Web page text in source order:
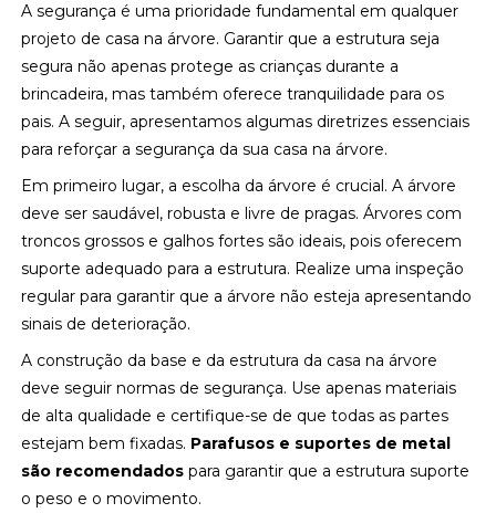
A segurança é uma prioridade fundamental em qualquer
projeto de casa na árvore. Garantir que a estrutura seja
segura não apenas protege as crianças durante a
brincadeira, mas também oferece tranquilidade para os
pais. A seguir, apresentamos algumas diretrizes essenciais
para reforçar a segurança da sua casa na árvore.
Em primeiro lugar, a escolha da árvore é crucial. A árvore
deve ser saudável, robusta e livre de pragas. Árvores com
troncos grossos e galhos fortes são ideais, pois oferecem
suporte adequado para a estrutura. Realize uma inspeção
regular para garantir que a árvore não esteja apresentando
sinais de deterioração.
A construção da base e da estrutura da casa na árvore
deve seguir normas de segurança. Use apenas materiais
de alta qualidade e certifique-se de que todas as partes
estejam bem fixadas. Parafusos e suportes de metal
são recomendados para garantir que a estrutura suporte
o peso e o movimento.